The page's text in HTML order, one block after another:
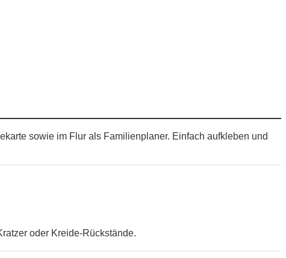
sowie im Flur als Familienplaner. Einfach aufkleben und
oder Kreide-Rückstände.